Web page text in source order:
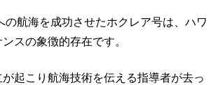
の航海を成功させたホクレア号は、ハワ
スの象徴的存在です。
起こり航海技術を伝える指導者が去っ